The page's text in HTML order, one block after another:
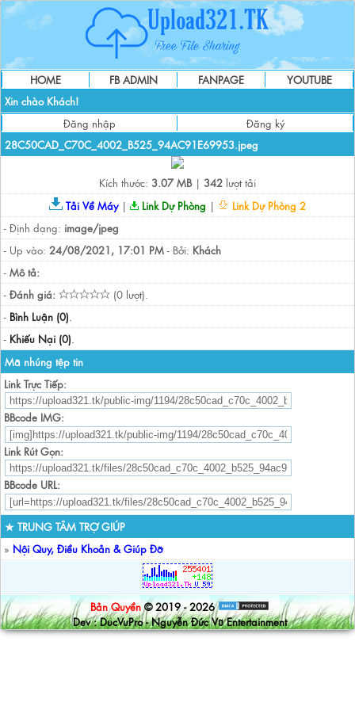
HOME FB ADMIN FANPAGE
YOUTUBE
Xin chào Khách!
Đăng nhập
Đăng ký
28C50CAD_C70C_4002_B525_94AC91E69953.jpeg
Kích thước: 3.07 MB| 342 lượt tải
Tải Về Máy| Link Dự Phòng |
Link Dự Phòng 2
- Định dạng: image/jpeg
- Up vào: 24/08/2021, 17:01 PM - Bởi: Khách
- Mô tả:
- Đánh giá:
(0 lượt).
- Bình Luận (0).
- Khiếu Nại (0).
Mã nhúng tệp tin
Link Trực Tiếp:
BBcode IMG:
Link Rút Gọn:
BBcode URL:
★ TRUNG TÂM TRỢ GIÚP
» Nội Quy, Điều Khoản & Giúp Đỡ
Bản Quyền © 2019 - 2026
Dev : DucVuPro - Nguyễn Đức Vũ Entertainment